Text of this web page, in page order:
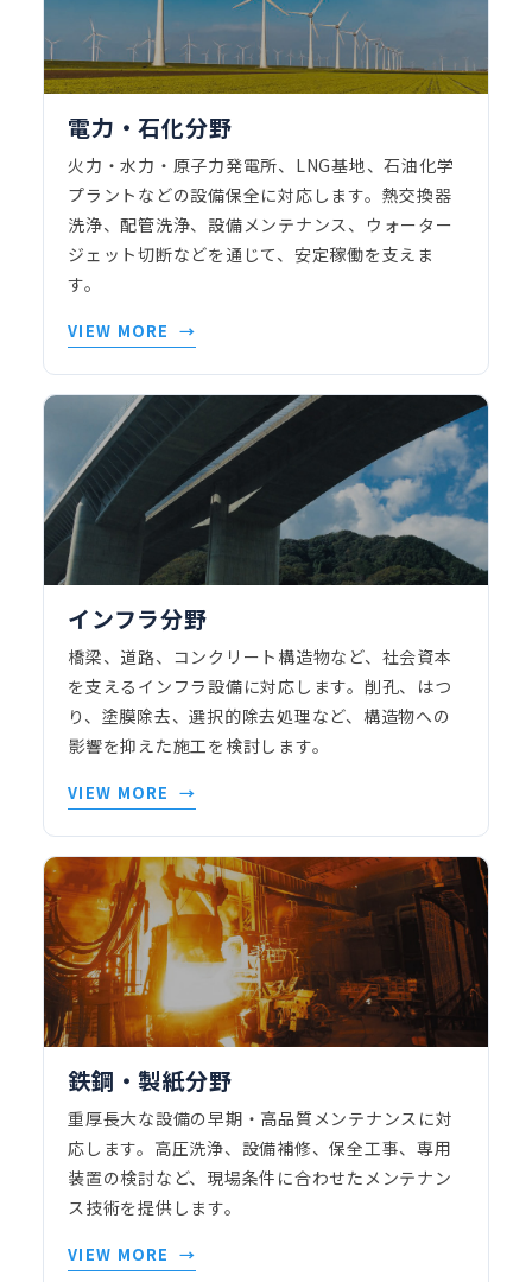
電力・石化分野
火力・水力・原子力発電所、LNG基地、石油化学
プラントなどの設備保全に対応します。熱交換器
洗浄、配管洗浄、設備メンテナンス、ウォーター
ジェット切断などを通じて、安定稼働を支えま
す。
VIEW MORE
インフラ分野
橋梁、道路、コンクリート構造物など、社会資本
を支えるインフラ設備に対応します。削孔、はつ
り、塗膜除去、選択的除去処理など、構造物への
影響を抑えた施工を検討します。
VIEW MORE
鉄鋼・製紙分野
重厚長大な設備の早期・高品質メンテナンスに対
応します。高圧洗浄、設備補修、保全工事、専用
装置の検討など、現場条件に合わせたメンテナン
ス技術を提供します。
VIEW MORE